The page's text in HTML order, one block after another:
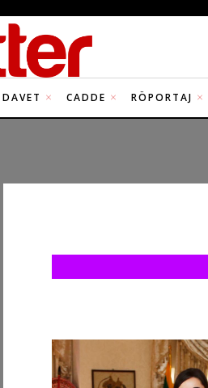
DAVET CADDE RÖPORTAJ